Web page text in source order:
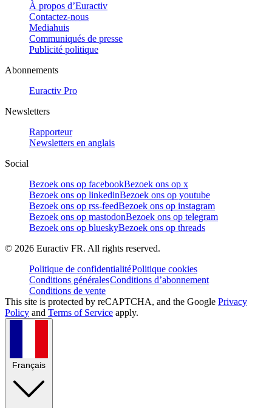
À propos d’Euractiv
Contactez-nous
Mediahuis
Communiqués de presse
Publicité politique
Abonnements
Euractiv Pro
Newsletters
Rapporteur
Newsletters en anglais
Social
Bezoek ons op facebookBezoek ons op x
Bezoek ons op linkedinBezoek ons op youtube
Bezoek ons op rss-feedBezoek ons op instagram
Bezoek ons op mastodonBezoek ons op telegram
Bezoek ons op blueskyBezoek ons op threads
© 2026 Euractiv FR. All rights reserved.
Politique de confidentialitéPolitique cookies
Conditions généralesConditions d’abonnement
Conditions de vente
This site is protected by reCAPTCHA, and the Google Privacy
Policy and Terms of Service apply.
Français